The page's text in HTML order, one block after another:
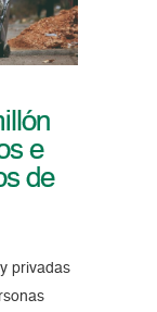
e
de
privadas